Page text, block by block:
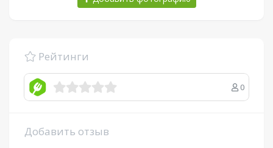
Рейтинги
0
Добавить отзыв